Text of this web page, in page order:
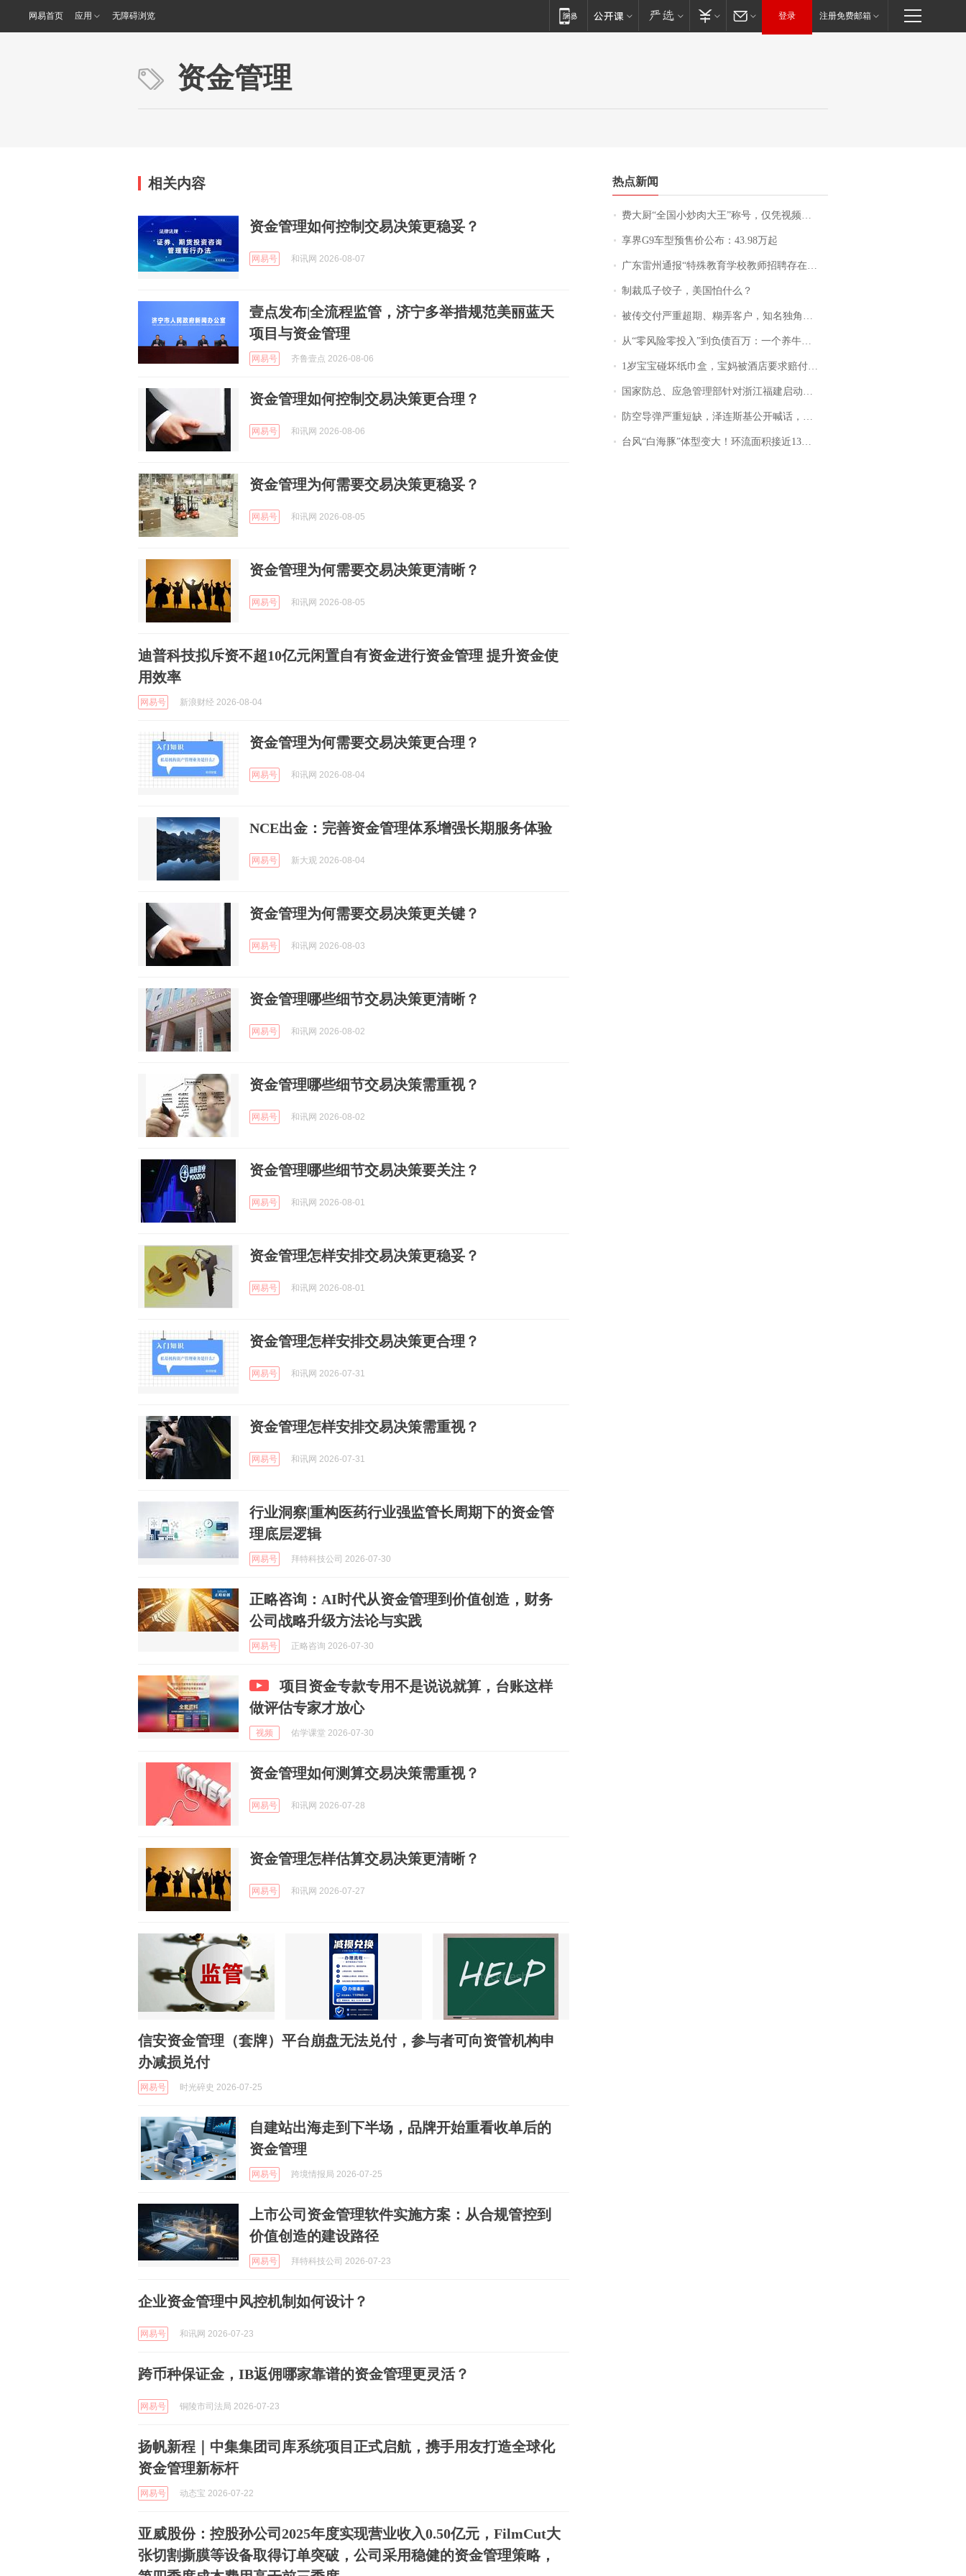
网易首页 应用 无障碍浏览 登录 注册免费邮箱
资金管理
相关内容
资金管理如何控制交易决策更稳妥？
网易号 和讯网 2026-08-07
壹点发布|全流程监管，济宁多举措规范美丽蓝天
项目与资金管理
网易号 齐鲁壹点 2026-08-06
资金管理如何控制交易决策更合理？
网易号 和讯网 2026-08-06
资金管理为何需要交易决策更稳妥？
网易号 和讯网 2026-08-05
资金管理为何需要交易决策更清晰？
网易号 和讯网 2026-08-05
迪普科技拟斥资不超10亿元闲置自有资金进行资金管理 提升资金使
用效率
网易号 新浪财经 2026-08-04
资金管理为何需要交易决策更合理？
网易号 和讯网 2026-08-04
NCE出金：完善资金管理体系增强长期服务体验
网易号 新大观 2026-08-04
资金管理为何需要交易决策更关键？
网易号 和讯网 2026-08-03
资金管理哪些细节交易决策更清晰？
网易号 和讯网 2026-08-02
资金管理哪些细节交易决策需重视？
网易号 和讯网 2026-08-02
资金管理哪些细节交易决策要关注？
网易号 和讯网 2026-08-01
资金管理怎样安排交易决策更稳妥？
网易号 和讯网 2026-08-01
资金管理怎样安排交易决策更合理？
网易号 和讯网 2026-07-31
资金管理怎样安排交易决策需重视？
网易号 和讯网 2026-07-31
行业洞察|重构医药行业强监管长周期下的资金管
理底层逻辑
网易号 拜特科技公司 2026-07-30
正略咨询：AI时代从资金管理到价值创造，财务
公司战略升级方法论与实践
网易号 正略咨询 2026-07-30
项目资金专款专用不是说说就算，台账这样
做评估专家才放心
视频 佑学课堂 2026-07-30
资金管理如何测算交易决策需重视？
网易号 和讯网 2026-07-28
资金管理怎样估算交易决策更清晰？
网易号 和讯网 2026-07-27
信安资金管理（套牌）平台崩盘无法兑付，参与者可向资管机构申
办减损兑付
网易号 时光碎史 2026-07-25
自建站出海走到下半场，品牌开始重看收单后的
资金管理
网易号 跨境情报局 2026-07-25
上市公司资金管理软件实施方案：从合规管控到
价值创造的建设路径
网易号 拜特科技公司 2026-07-23
企业资金管理中风控机制如何设计？
网易号 和讯网 2026-07-23
跨币种保证金，IB返佣哪家靠谱的资金管理更灵活？
网易号 铜陵市司法局 2026-07-23
扬帆新程｜中集集团司库系统项目正式启航，携手用友打造全球化
资金管理新标杆
网易号 动态宝 2026-07-22
亚威股份：控股孙公司2025年度实现营业收入0.50亿元，FilmCut大
张切割撕膜等设备取得订单突破，公司采用稳健的资金管理策略，
热点新闻
费大厨“全国小炒肉大王”称号，仅凭视频评出？中国烹饪协会回应
享界G9车型预售价公布：43.98万起
广东雷州通报“特殊教育学校教师招聘存在违规行为”：已启动问责程序 副校长被停职
制裁瓜子饺子，美国怕什么？
被传交付严重超期、糊弄客户，知名独角兽车企创始人回应：都没证据，将依法采取措施，“本人长期与美国交管局保持沟通，对方表示肯定”
从“零风险零投入”到负债百万：一个养牛项目崩盘后，谁该为农户的贷款买单丨红星调查
1岁宝宝碰坏纸巾盒，宝妈被酒店要求赔付924元！三亚一酒店回复：骨瓷定制！网友一查价格，吵翻了
国家防总、应急管理部针对浙江福建启动防汛防台风四级应急响应
防空导弹严重短缺，泽连斯基公开喊话，乌克兰失去导弹拦截能力？
台风“白海豚”体型变大！环流面积接近13个浙江那么大